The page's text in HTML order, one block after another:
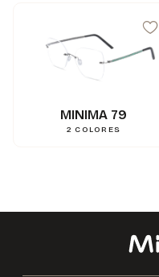
139 mm
0.000000
3662745103223
MINIMA 79
2 COLORES